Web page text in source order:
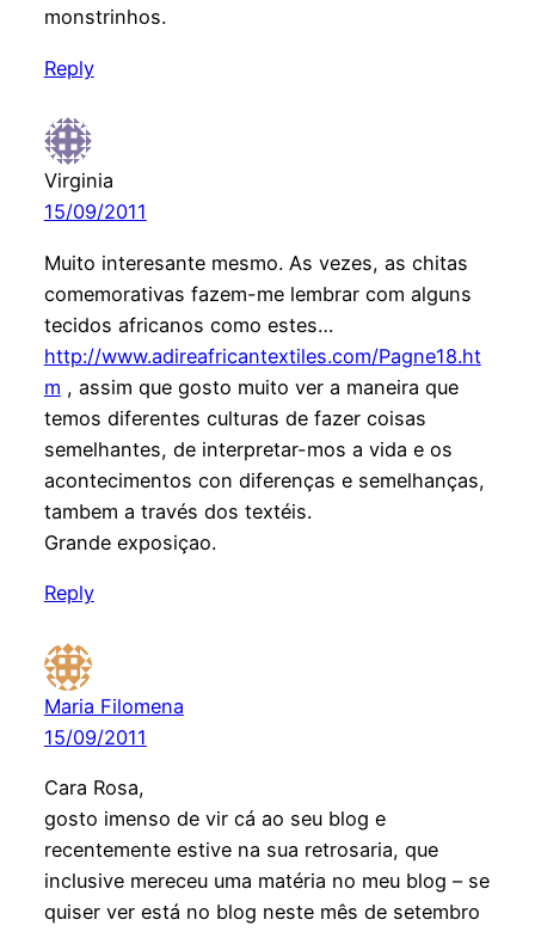
monstrinhos.
Reply
Virginia
15/09/2011
Muito interesante mesmo. As vezes, as chitas
comemorativas fazem-me lembrar com alguns
tecidos africanos como estes…
http://www.adireafricantextiles.com/Pagne18.ht
m , assim que gosto muito ver a maneira que
temos diferentes culturas de fazer coisas
semelhantes, de interpretar-mos a vida e os
acontecimentos con diferenças e semelhanças,
tambem a través dos textéis.
Grande exposiçao.
Reply
Maria Filomena
15/09/2011
Cara Rosa,
gosto imenso de vir cá ao seu blog e
recentemente estive na sua retrosaria, que
inclusive mereceu uma matéria no meu blog – se
quiser ver está no blog neste mês de setembro